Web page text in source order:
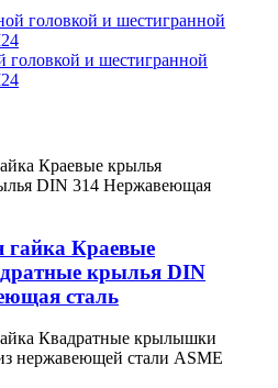
головкой и шестигранной
гайка Краевые
крылья DIN
сталь